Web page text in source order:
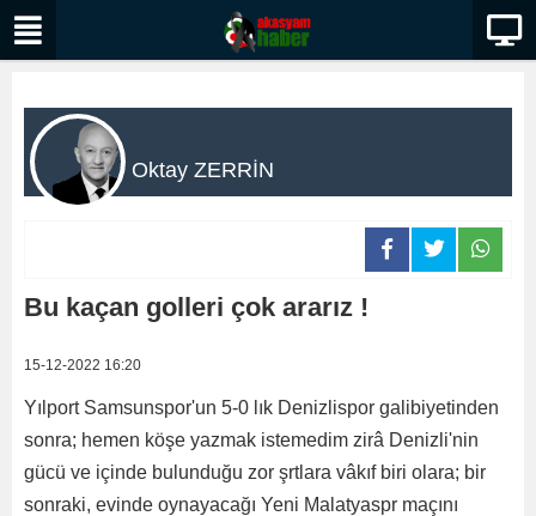
Oktay ZERRİN
Bu kaçan golleri çok ararız !
15-12-2022 16:20
Yılport Samsunspor'un 5-0 lık Denizlispor galibiyetinden
sonra; hemen köşe yazmak istemedim zirâ Denizli'nin
gücü ve içinde bulunduğu zor şrtlara vâkıf biri olara; bir
sonraki, evinde oynayacağı Yeni Malatyaspr maçını